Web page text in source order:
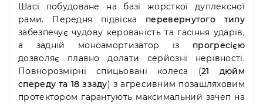
Шасі побудоване на базі жорсткої дуплексної
рами. Передня підвіска перевернутого типу
забезпечує чудову керованість та гасіння ударів,
а задній моноамортизатор із прогресією
дозволяє плавно долати серйозні нерівності.
Повнорозмірні спицьовані колеса (21 дюйм
спереду та 18 ззаду) з агресивним позашляховим
протектором гарантують максимальний зачеп на